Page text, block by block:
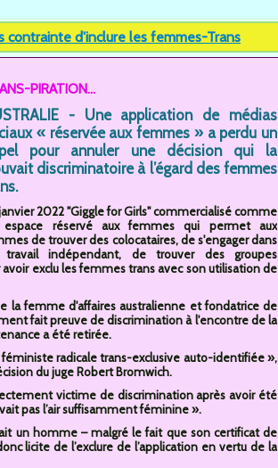
contrainte d'inclure les femmes-Trans
PIRATION...
- Une application de médias
« réservée aux femmes » a perdu un
pour annuler une décision qui la
discriminatoire à l’égard des femmes
2022 "Giggle for Girls" commercialisé comme
réservé aux femmes qui permet aux
de trouver des colocataires, de s'engager dans
indépendant, de trouver des groupes
exclu les femmes trans avec son utilisation de
la femme d'affaires australienne et fondatrice de
fait preuve de discrimination à l'encontre de la
a été retirée.
radicale trans-exclusive auto-identifiée »,
du juge Robert Bromwich.
victime de discrimination après avoir été
pas l’air suffisamment féminine ».
un homme – malgré le fait que son certificat de
licite de l’exclure de l’application en vertu de la